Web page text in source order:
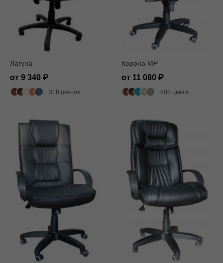
Лагуна
от 9 340
318 цветов
Корона MP
от 11 080
502 цвета